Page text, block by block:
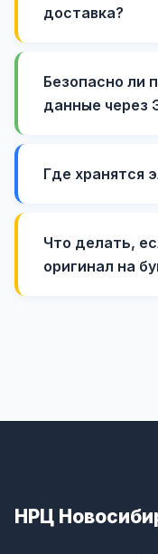
доставка?
Безопасно ли
данные через
Где хранятся
Что делать,
оригинал на
НРЦ